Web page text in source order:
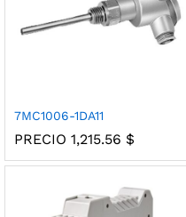
7MC1006-1DA11
PRECIO 1,215.56 $